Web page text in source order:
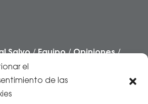
el
de las
Salvo/Equipo/Opiniones/
frecuentes
/Contacto